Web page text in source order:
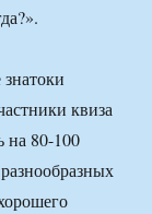
квиза
на 80-100